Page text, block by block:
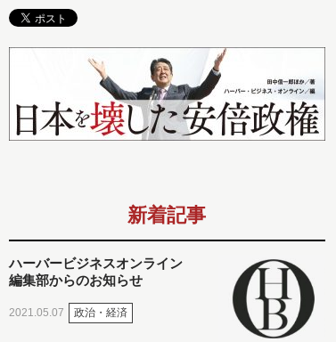
新着記事
ハーバービジネスオンライン
編集部からのお知らせ
2021.05.07 政治・経済